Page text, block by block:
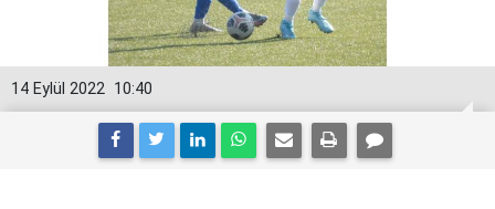
10:40
14 Eylül 2022